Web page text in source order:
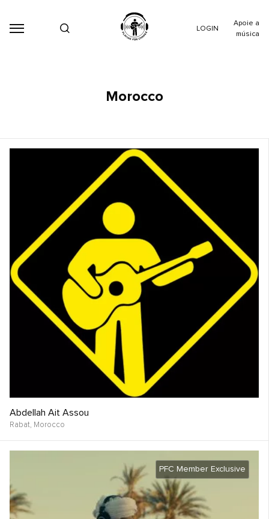
LOGIN
Apoie a
música
Morocco
Abdellah Ait Assou
Rabat, Morocco
PFC Member Exclusive